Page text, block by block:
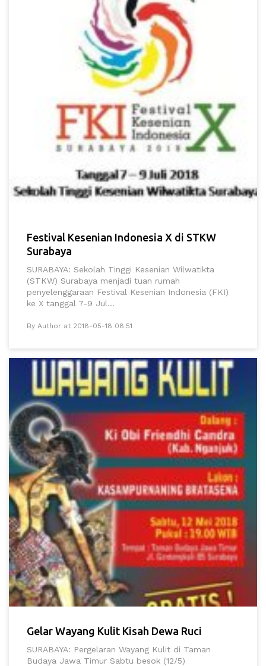
Festival Kesenian Indonesia X di STKW
Surabaya
SURABAYA: Sekolah Tinggi Kesenian Wilwatikta
(STKW) Surabaya menjadi tuan rumah
penyelenggaraan Festival Kesenian Indonesia (FKI)
ke X tanggal 7-9 Jul...
By Author at 2018-05-18 08:51
Gelar Wayang Kulit Kisah Dewa Ruci
SURABAYA: Pergelaran Wayang Kulit di Taman
Budaya Jawa Timur Sabtu besok (12/5)